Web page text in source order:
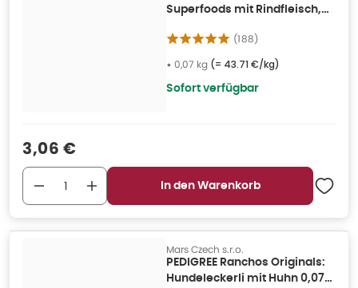
Superfoods mit Rindfleisch,
kg
(188)
• 0,07 kg (= 43.71 €/kg)
Sofort verfügbar
Verkaufspreis
3,06 €
In den Warenkorb
Mars Czech s.r.o.
PEDIGREE Ranchos Originals:
Hundeleckerli mit Huhn 0,07